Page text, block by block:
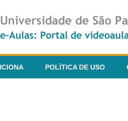
POLÍTICA DE USO